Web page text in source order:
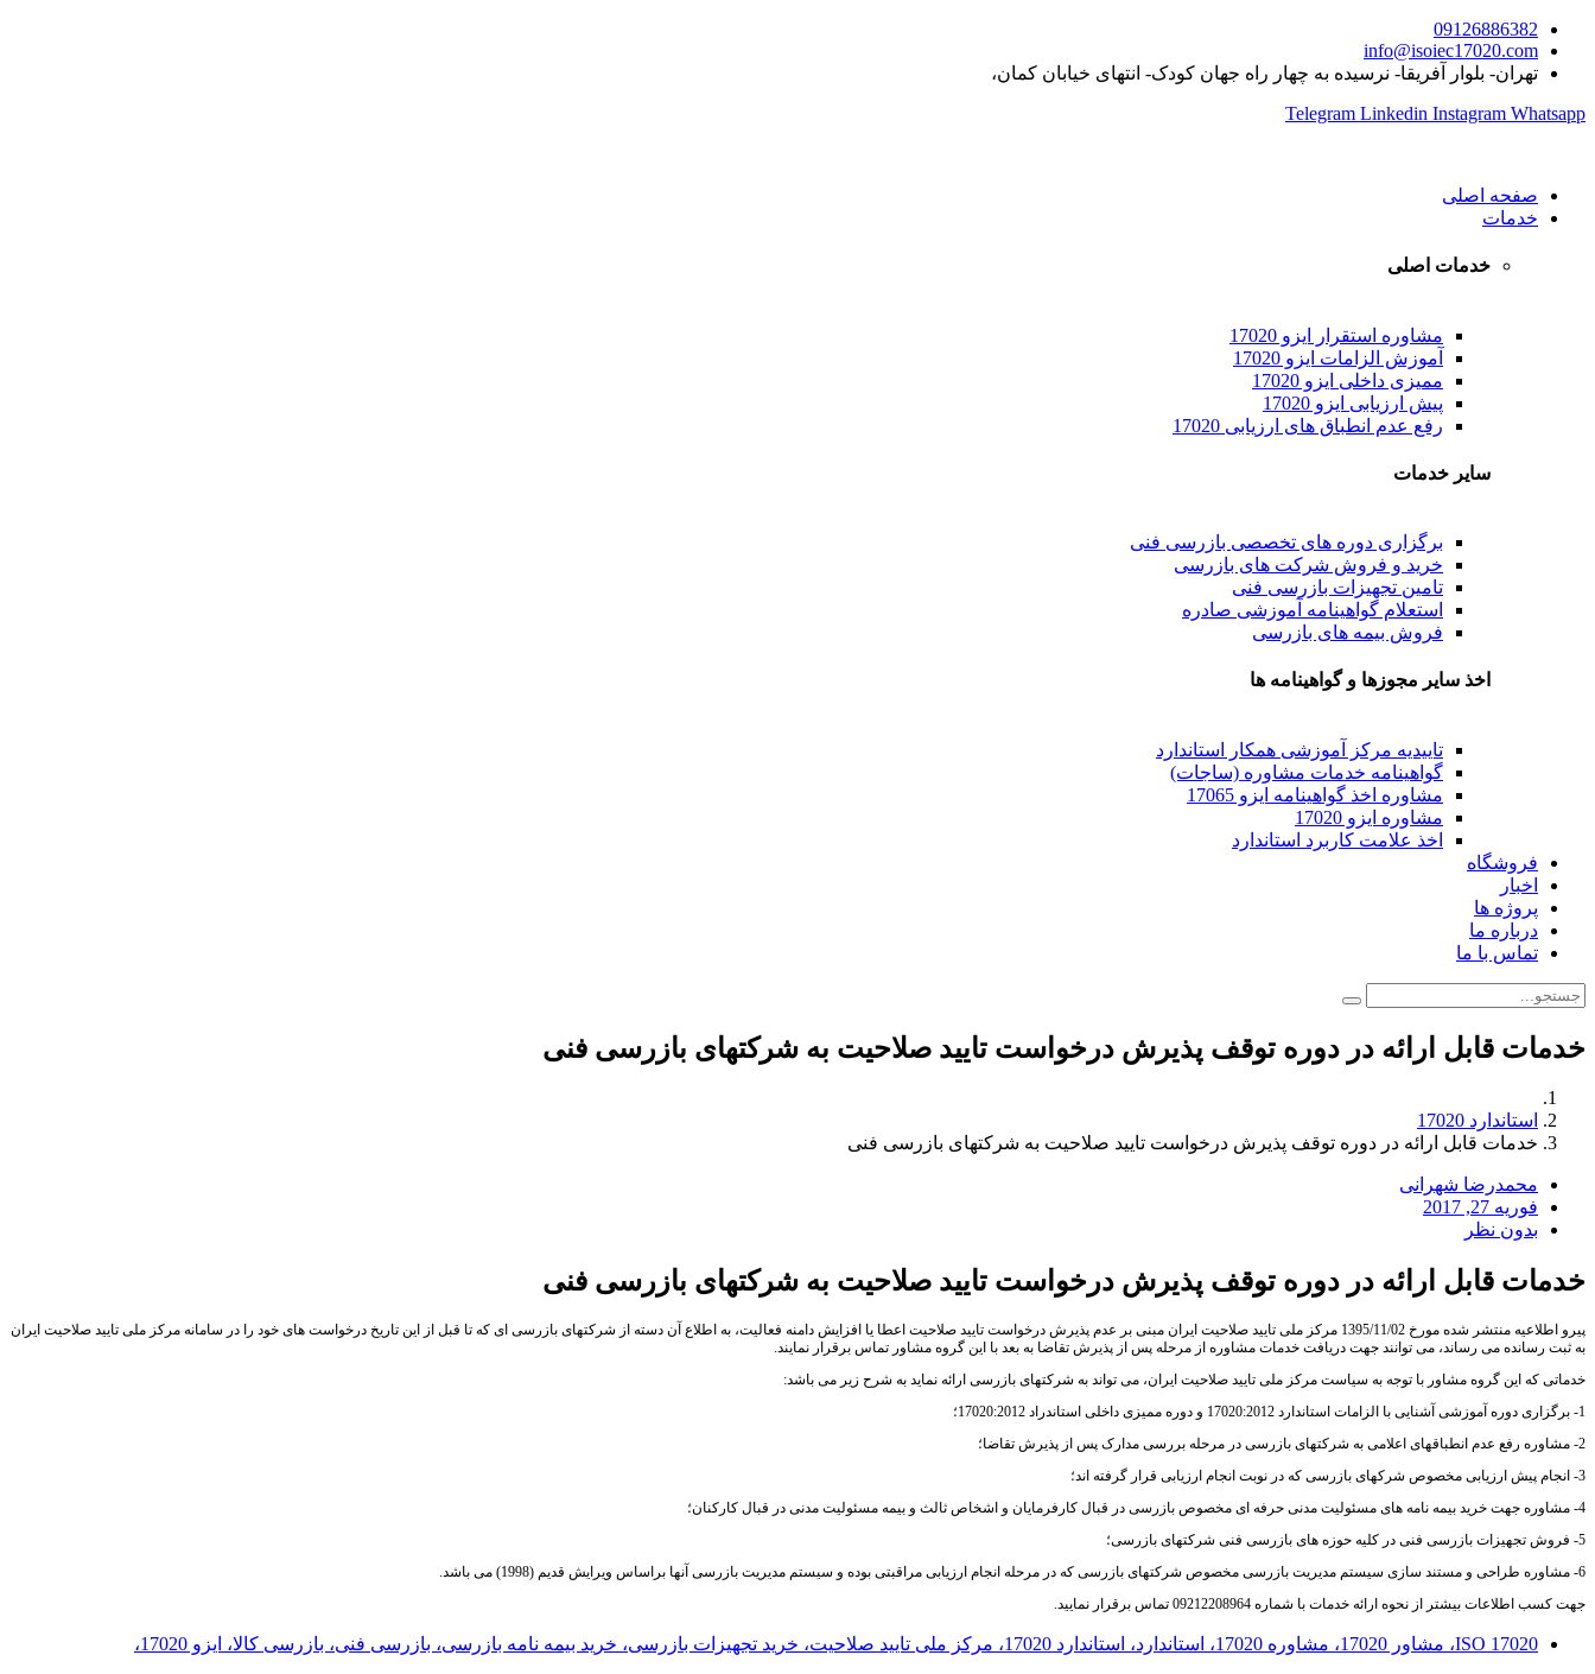
09126886382
info@isoiec17020.com
تهران- بلوار آفریقا- نرسیده به چهار راه جهان کودک- انتهای خیابان کمان،
Telegram Linkedin Instagram Whatsapp
صفحه اصلی
خدمات
خدمات اصلی
مشاوره استقرار ایزو 17020
آموزش الزامات ایزو 17020
ممیزی داخلی ایزو 17020
پیش ارزیابی ایزو 17020
رفع عدم انطباق های ارزیابی 17020
سایر خدمات
برگزاری دوره های تخصصی بازرسی فنی
خرید و فروش شرکت های بازرسی
تامین تجهیزات بازرسی فنی
استعلام گواهینامه آموزشی صادره
فروش بیمه های بازرسی
اخذ سایر مجوزها و گواهینامه ها
تاییدیه مرکز آموزشی همکار استاندارد
گواهینامه خدمات مشاوره (ساجات)
مشاوره اخذ گواهینامه ایزو 17065
مشاوره ایزو 17020
اخذ علامت کاربرد استاندارد
فروشگاه
اخبار
پروژه ها
درباره ما
تماس با ما
خدمات قابل ارائه در دوره توقف پذیرش درخواست تایید صلاحیت به شرکتهای بازرسی فنی
استاندارد 17020
خدمات قابل ارائه در دوره توقف پذیرش درخواست تایید صلاحیت به شرکتهای بازرسی فنی
محمدرضا شهرانی
فوریه 27, 2017
بدون نظر
خدمات قابل ارائه در دوره توقف پذیرش درخواست تایید صلاحیت به شرکتهای بازرسی فنی
پیرو اطلاعیه منتشر شده مورخ 1395/11/02 مرکز ملی تایید صلاحیت ایران مبنی بر عدم پذیرش درخواست تایید صلاحیت اعطا یا افزایش دامنه فعالیت، به اطلاع آن دسته از شرکتهای بازرسی ای که تا قبل از این تاریخ درخواست های خود را در سامانه مرکز ملی تایید صلاحیت ایران
به ثبت رسانده می رساند، می توانند جهت دریافت خدمات مشاوره از مرحله پس از پذیرش تقاضا به بعد با این گروه مشاور تماس برقرار نمایند.
خدماتی که این گروه مشاور با توجه به سیاست مرکز ملی تایید صلاحیت ایران، می تواند به شرکتهای بازرسی ارائه نماید به شرح زیر می باشد:
1- برگزاری دوره آموزشی آشنایی با الزامات استاندارد 17020:2012 و دوره ممیزی داخلی استاندراد 17020:2012؛
2- مشاوره رفع عدم انطباقهای اعلامی به شرکتهای بازرسی در مرحله بررسی مدارک پس از پذیرش تقاضا؛
3- انجام پیش ارزیابی مخصوص شرکهای بازرسی که در نوبت انجام ارزیابی قرار گرفته اند؛
4- مشاوره جهت خرید بیمه نامه های مسئولیت مدنی حرفه ای مخصوص بازرسی در قبال کارفرمایان و اشخاص ثالث و بیمه مسئولیت مدنی در قبال کارکنان؛
5- فروش تجهیزات بازرسی فنی در کلیه حوزه های بازرسی فنی شرکتهای بازرسی؛
6- مشاوره طراحی و مستند سازی سیستم مدیریت بازرسی مخصوص شرکتهای بازرسی که در مرحله انجام ارزیابی مراقبتی بوده و سیستم مدیریت بازرسی آنها براساس ویرایش قدیم (1998) می باشد.
جهت کسب اطلاعات بیشتر از نحوه ارائه خدمات با شماره 09212208964 تماس برقرار نمایید.
ISO 17020، مشاور 17020، مشاوره 17020، استاندارد، استاندارد 17020، مرکز ملی تایید صلاحیت، خرید تجهیزات بازرسی، خرید بیمه نامه بازرسی، بازرسی فنی، بازرسی کالا، ایزو 17020،